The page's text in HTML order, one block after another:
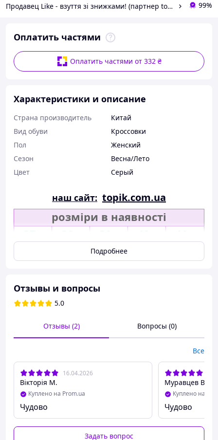
Продавец Like - взуття зі знижками! (партнер topik.com.ua) 99%
Оплатить частями
Оплатить частями от 332 ₴
Характеристики и описание
Страна производитель
Китай
Вид обуви
Кроссовки
Пол
Женский
Сезон
Весна/Лето
Цвет
Серый
наш сайт: topik.com.ua
розміри в наявності
Кросівки жіночі замшеві сірі весна літо
▷ розмір в розмір, сидять впритик
Подробнее
Отзывы и вопросы
5.0
Отзывы (2) Вопросы (0)
Все
16.04.2026
Вікторія М.
Куплено на Prom.ua
Чудово
Муравцев В.
Куплено на
Чудово
Задать вопрос